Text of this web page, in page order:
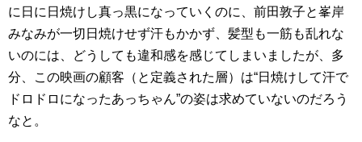
に日に日焼けし真っ黒になっていくのに、前田敦子と峯岸
みなみが一切日焼けせず汗もかかず、髪型も一筋も乱れな
いのには、どうしても違和感を感じてしまいましたが、多
分、この映画の顧客（と定義された層）は“日焼けして汗で
ドロドロになったあっちゃん”の姿は求めていないのだろう
なと。